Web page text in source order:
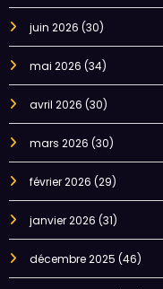
juin 2026 (30)
mai 2026 (34)
avril 2026 (30)
mars 2026 (30)
février 2026 (29)
janvier 2026 (31)
décembre 2025 (46)